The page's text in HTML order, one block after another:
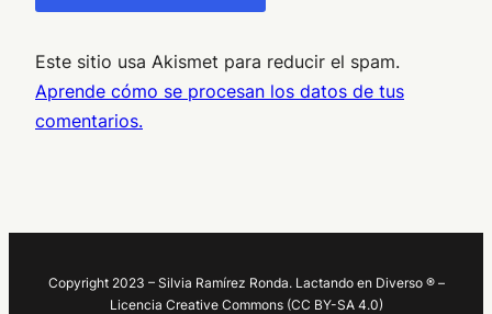
Este sitio usa Akismet para reducir el spam.
Aprende cómo se procesan los datos de tus
comentarios.
Copyright 2023 – Silvia Ramírez Ronda. Lactando en Diverso ® –
Licencia Creative Commons (CC BY-SA 4.0)